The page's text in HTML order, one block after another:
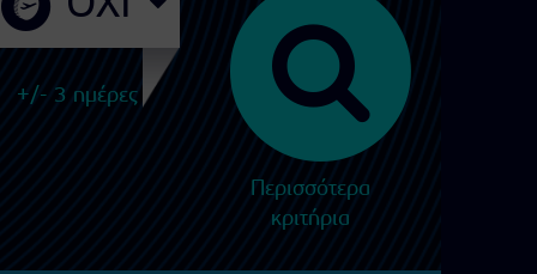
+/- 3 ημέρες
Περισσότερα
κριτήρια